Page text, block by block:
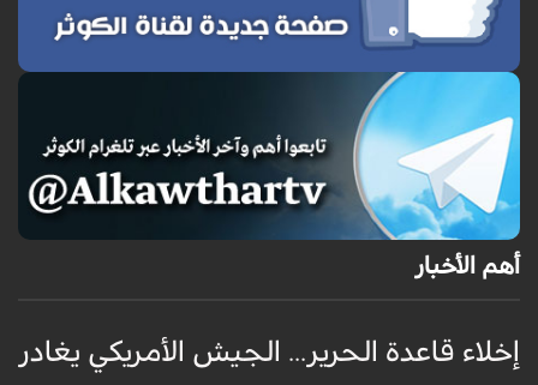
أهم الأخبار
إخلاء قاعدة الحرير... الجيش الأمريكي يغادر